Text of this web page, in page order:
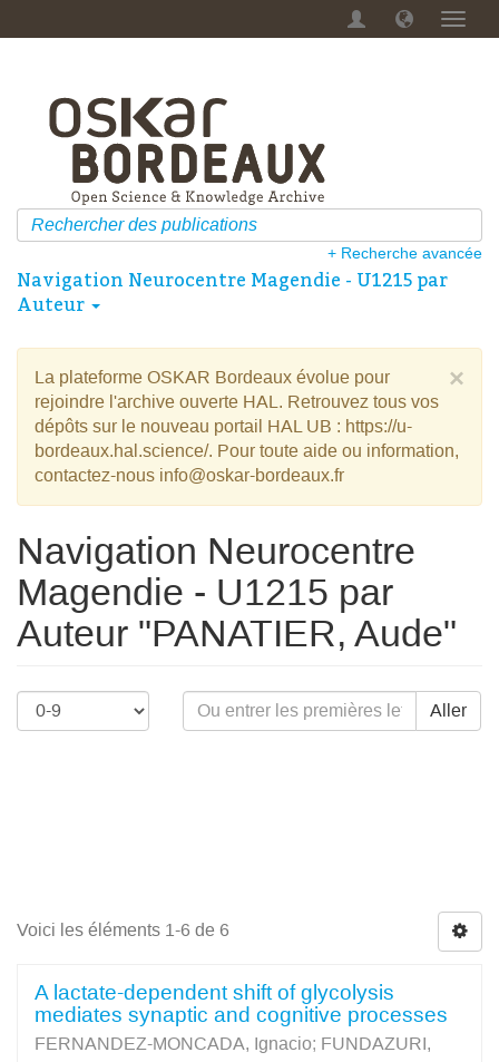
Menu
+ Recherche avancée
Navigation Neurocentre Magendie - U1215 par
Auteur
×
La plateforme OSKAR Bordeaux évolue pour
rejoindre l'archive ouverte HAL. Retrouvez tous vos
dépôts sur le nouveau portail HAL UB : https://u-
bordeaux.hal.science/. Pour toute aide ou information,
contactez-nous info@oskar-bordeaux.fr
Navigation Neurocentre
Magendie - U1215 par
Auteur "PANATIER, Aude"
Aller
Voici les éléments 1-6 de 6
A lactate-dependent shift of glycolysis
mediates synaptic and cognitive processes
FERNANDEZ-MONCADA, Ignacio; FUNDAZURI,